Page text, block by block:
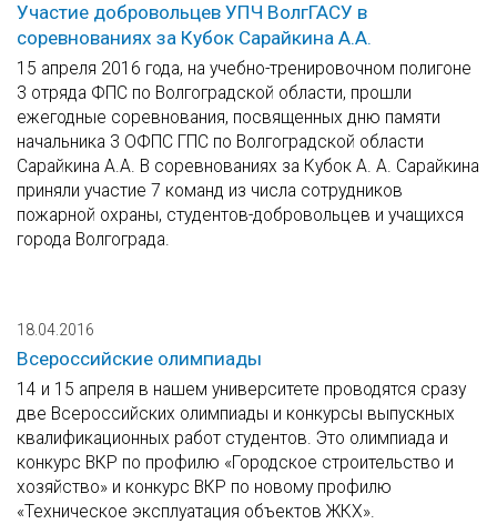
Участие добровольцев УПЧ ВолгГАСУ в
соревнованиях за Кубок Сарайкина А.А.
15 апреля 2016 года, на учебно-тренировочном полигоне
3 отряда ФПС по Волгоградской области, прошли
ежегодные соревнования, посвященных дню памяти
начальника 3 ОФПС ГПС по Волгоградской области
Сарайкина А.А. В соревнованиях за Кубок А. А. Сарайкина
приняли участие 7 команд из числа сотрудников
пожарной охраны, студентов-добровольцев и учащихся
города Волгограда.
18.04.2016
Всероссийские олимпиады
14 и 15 апреля в нашем университете проводятся сразу
две Всероссийских олимпиады и конкурсы выпускных
квалификационных работ студентов. Это олимпиада и
конкурс ВКР по профилю «Городское строительство и
хозяйство» и конкурс ВКР по новому профилю
«Техническое эксплуатация объектов ЖКХ».